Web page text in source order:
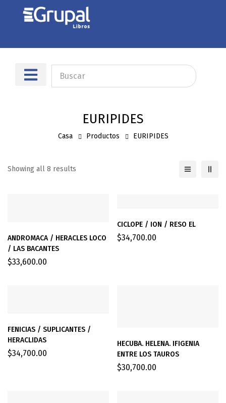
EURIPIDES
Casa Productos EURIPIDES
Showing all 8 results
ANDROMACA / HERACLES LOCO
/ LAS BACANTES
$33,600.00
CICLOPE / ION / RESO EL
$34,700.00
FENICIAS / SUPLICANTES /
HERACLIDAS
$34,700.00
HECUBA. HELENA. IFIGENIA
ENTRE LOS TAUROS
$30,700.00